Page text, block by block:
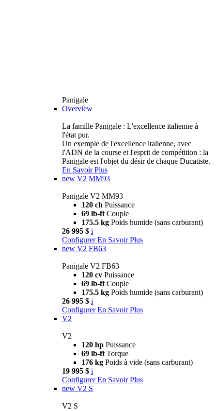
Panigale
Overview
La famille Panigale : L'excellence italienne à
l'état pur.
Un exemple de l'excellence italienne, avec
l'ADN de la course et l'esprit de compétition : la
Panigale est l'objet du désir de chaque Ducatiste.
En Savoir Plus
new V2 MM93
Panigale V2 MM93
120 ch Puissance
69 lb-ft Couple
175.5 kg Poids humide (sans carburant)
26 995 $ i
Configurer En Savoir Plus
new V2 FB63
Panigale V2 FB63
120 cv Puissance
69 lb-ft Couple
175.5 kg Poids humide (sans carburant)
26 995 $ i
Configurer En Savoir Plus
V2
V2
120 hp Puissance
69 lb-ft Torque
176 kg Poids à vide (sans carburant)
19 995 $ i
Configurer En Savoir Plus
new V2 S
V2 S